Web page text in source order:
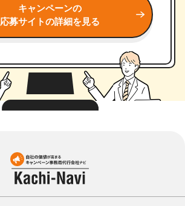
キャンペーンの
応募サイトの詳細を見る